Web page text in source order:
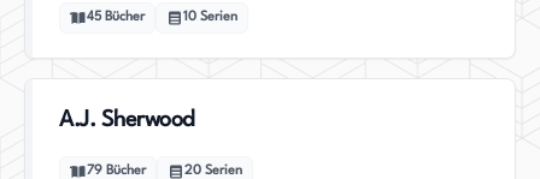
45 Bücher 10 Serien
A.J. Sherwood
79 Bücher 20 Serien